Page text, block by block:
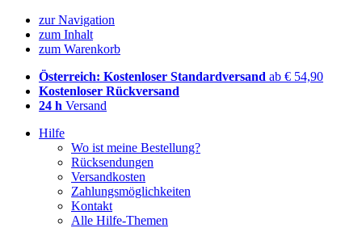
zur Navigation
zum Inhalt
zum Warenkorb
Österreich: Kostenloser Standardversand ab € 54,90
Kostenloser Rückversand
24 h Versand
Hilfe
Wo ist meine Bestellung?
Rücksendungen
Versandkosten
Zahlungsmöglichkeiten
Kontakt
Alle Hilfe-Themen